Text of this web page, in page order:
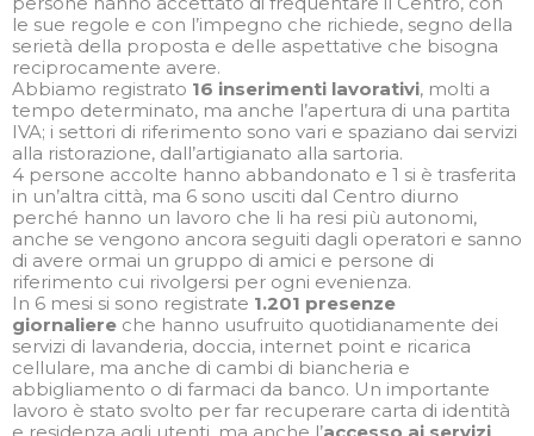
le sue regole e con l’impegno che richiede, segno della
serietà della proposta e delle aspettative che bisogna
reciprocamente avere.
Abbiamo registrato 16 inserimenti lavorativi, molti a
tempo determinato, ma anche l’apertura di una partita
IVA; i settori di riferimento sono vari e spaziano dai servizi
alla ristorazione, dall’artigianato alla sartoria.
4 persone accolte hanno abbandonato e 1 si è trasferita
in un’altra città, ma 6 sono usciti dal Centro diurno
perché hanno un lavoro che li ha resi più autonomi,
anche se vengono ancora seguiti dagli operatori e sanno
di avere ormai un gruppo di amici e persone di
riferimento cui rivolgersi per ogni evenienza.
In 6 mesi si sono registrate 1.201 presenze
giornaliere che hanno usufruito quotidianamente dei
servizi di lavanderia, doccia, internet point e ricarica
cellulare, ma anche di cambi di biancheria e
abbigliamento o di farmaci da banco. Un importante
lavoro è stato svolto per far recuperare carta di identità